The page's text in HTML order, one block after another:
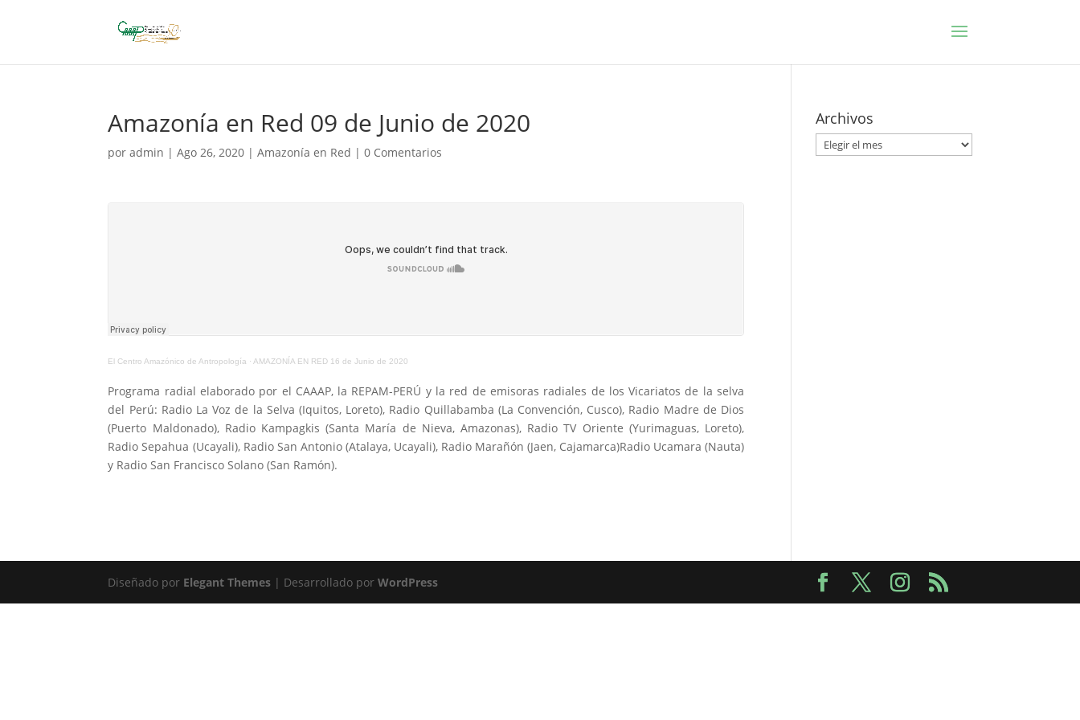
Amazonía en Red 09 de Junio de 2020
poradmin |Ago 26, 2020 |Amazonía en Red |0 Comentarios
El Centro Amazónico de Antropología · AMAZONÍA EN RED 16 de Junio de 2020
Programa radial elaborado por el CAAAP, la REPAM-PERÚ y la red de emisoras radiales de los Vicariatos de la selva
del Perú: Radio La Voz de la Selva (Iquitos, Loreto), Radio Quillabamba (La Convención, Cusco), Radio Madre de Dios
(Puerto Maldonado), Radio Kampagkis (Santa María de Nieva, Amazonas), Radio TV Oriente (Yurimaguas, Loreto),
Radio Sepahua (Ucayali), Radio San Antonio (Atalaya, Ucayali), Radio Marañón (Jaen, Cajamarca)Radio Ucamara (Nauta)
y Radio San Francisco Solano (San Ramón).
Archivos
Archivos
Diseñado por Elegant Themes | Desarrollado porWordPress